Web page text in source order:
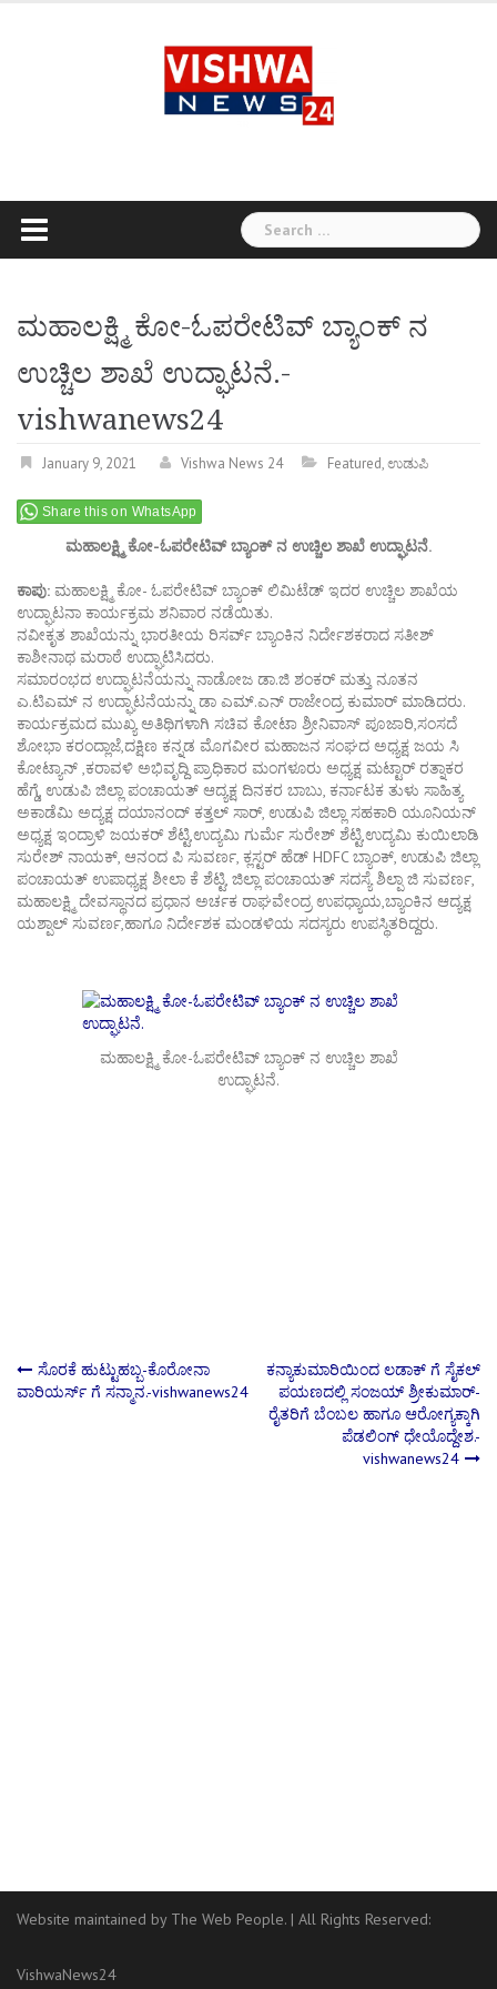
Search
for:
ಮಹಾಲಕ್ಷ್ಮಿ ಕೋ-ಓಪರೇಟಿವ್ ಬ್ಯಾಂಕ್ ನ
ಉಚ್ಚಿಲ ಶಾಖೆ ಉದ್ಘಾಟನೆ.-
vishwanews24
January 9, 2021 Vishwa News 24 Featured,ಉಡುಪಿ
Share this on WhatsApp
ಮಹಾಲಕ್ಷ್ಮಿ ಕೋ-ಓಪರೇಟಿವ್ ಬ್ಯಾಂಕ್ ನ ಉಚ್ಚಿಲ ಶಾಖೆ ಉದ್ಘಾಟನೆ.
ಕಾಪು: ಮಹಾಲಕ್ಷ್ಮಿ ಕೋ- ಓಪರೇಟಿವ್ ಬ್ಯಾಂಕ್ ಲಿಮಿಟೆಡ್ ಇದರ ಉಚ್ಚಿಲ ಶಾಖೆಯ
ಉದ್ಘಾಟನಾ ಕಾರ್ಯಕ್ರಮ ಶನಿವಾರ ನಡೆಯಿತು.
ನವೀಕೃತ ಶಾಖೆಯನ್ನು ಭಾರತೀಯ ರಿಸರ್ವ್ ಬ್ಯಾಂಕಿನ ನಿರ್ದೇಶಕರಾದ ಸತೀಶ್
ಕಾಶೀನಾಥ ಮರಾಠೆ ಉದ್ಘಾಟಿಸಿದರು.
ಸಮಾರಂಭದ ಉದ್ಘಾಟನೆಯನ್ನು ನಾಡೋಜ ಡಾ.ಜಿ ಶಂಕರ್ ಮತ್ತು ನೂತನ
ಎ.ಟಿಎಮ್ ನ ಉದ್ಘಾಟನೆಯನ್ನು ಡಾ ಎಮ್.ಎನ್ ರಾಜೇಂದ್ರ ಕುಮಾರ್ ಮಾಡಿದರು.
ಕಾರ್ಯಕ್ರಮದ ಮುಖ್ಯ ಅತಿಥಿಗಳಾಗಿ ಸಚಿವ ಕೋಟಾ ಶ್ರೀನಿವಾಸ್ ಪೂಜಾರಿ,ಸಂಸದೆ
ಶೋಭಾ ಕರಂದ್ಲಾಜೆ,ದಕ್ಷಿಣ ಕನ್ನಡ ಮೊಗವೀರ ಮಹಾಜನ ಸಂಘದ ಅಧ್ಯಕ್ಷ ಜಯ ಸಿ
ಕೋಟ್ಯಾನ್ ,ಕರಾವಳಿ ಅಭಿವೃದ್ದಿ ಪ್ರಾಧಿಕಾರ ಮಂಗಳೂರು ಅಧ್ಯಕ್ಷ ಮಟ್ಟಾರ್ ರತ್ನಾಕರ
ಹೆಗ್ಡೆ, ಉಡುಪಿ ಜಿಲ್ಲಾ ಪಂಚಾಯತ್ ಆದ್ಯಕ್ಷ ದಿನಕರ ಬಾಬು, ಕರ್ನಾಟಕ ತುಳು ಸಾಹಿತ್ಯ
ಅಕಾಡೆಮಿ ಅದ್ಯಕ್ಷ ದಯಾನಂದ್ ಕತ್ತಲ್ ಸಾರ್, ಉಡುಪಿ ಜಿಲ್ಲಾ ಸಹಕಾರಿ ಯೂನಿಯನ್
ಅಧ್ಯಕ್ಷ ಇಂದ್ರಾಳಿ ಜಯಕರ್ ಶೆಟ್ಟಿ,ಉದ್ಯಮಿ ಗುರ್ಮೆ ಸುರೇಶ್ ಶೆಟ್ಟಿ,ಉದ್ಯಮಿ ಕುಯಿಲಾಡಿ
ಸುರೇಶ್ ನಾಯಕ್, ಆನಂದ ಪಿ ಸುವರ್ಣ, ಕ್ಲಸ್ಟರ್ ಹೆಡ್ HDFC ಬ್ಯಾಂಕ್, ಉಡುಪಿ ಜಿಲ್ಲಾ
ಪಂಚಾಯತ್ ಉಪಾಧ್ಯಕ್ಷ ಶೀಲಾ ಕೆ ಶೆಟ್ಟಿ, ಜಿಲ್ಲಾ ಪಂಚಾಯತ್ ಸದಸ್ಯೆ ಶಿಲ್ಪಾ ಜಿ ಸುವರ್ಣ,
ಮಹಾಲಕ್ಷ್ಮಿ ದೇವಸ್ಥಾನದ ಪ್ರಧಾನ ಅರ್ಚಕ ರಾಘವೇಂದ್ರ ಉಪಧ್ಯಾಯ,ಬ್ಯಾಂಕಿನ ಆದ್ಯಕ್ಷ
ಯಶ್ಪಾಲ್ ಸುವರ್ಣ,ಹಾಗೂ ನಿರ್ದೇಶಕ ಮಂಡಳಿಯ ಸದಸ್ಯರು ಉಪಸ್ಥಿತರಿದ್ದರು.
ಮಹಾಲಕ್ಷ್ಮಿ ಕೋ-ಓಪರೇಟಿವ್ ಬ್ಯಾಂಕ್ ನ ಉಚ್ಚಿಲ ಶಾಖೆ
ಉದ್ಘಾಟನೆ.
Post
ಸೊರಕೆ ಹುಟ್ಟುಹಬ್ಬ-ಕೊರೋನಾ
ವಾರಿಯರ್ಸ್ ಗೆ ಸನ್ಮಾನ.-vishwanews24
ಕನ್ಯಾಕುಮಾರಿಯಿಂದ ಲಡಾಕ್ ಗೆ ಸೈಕಲ್
ಪಯಣದಲ್ಲಿ ಸಂಜಯ್ ಶ್ರೀಕುಮಾರ್-
ರೈತರಿಗೆ ಬೆಂಬಲ ಹಾಗೂ ಆರೋಗ್ಯಕ್ಕಾಗಿ
ಪೆಡಲಿಂಗ್ ಧೇಯೊದ್ದೇಶ.-
vishwanews24
Website maintained by The Web People. | All Rights Reserved:
VishwaNews24